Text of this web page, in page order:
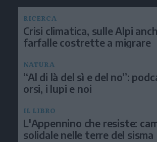
RICERCA
Crisi climatica, sulle Alpi
farfalle costrette a migrare
NATURA
“Al di là del sì e del no”:
orsi, i lupi e noi
IL LIBRO
L'Appennino che resiste:
solidale nelle terre del sisma